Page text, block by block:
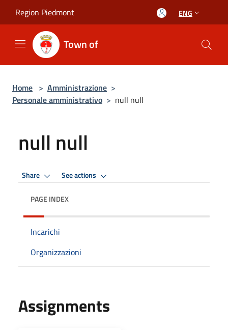
Region Piedmont ENG
Town of
Home > Amministrazione >
Personale amministrativo > null null
null null
Share See actions
PAGE INDEX
Incarichi
Organizzazioni
Assignments